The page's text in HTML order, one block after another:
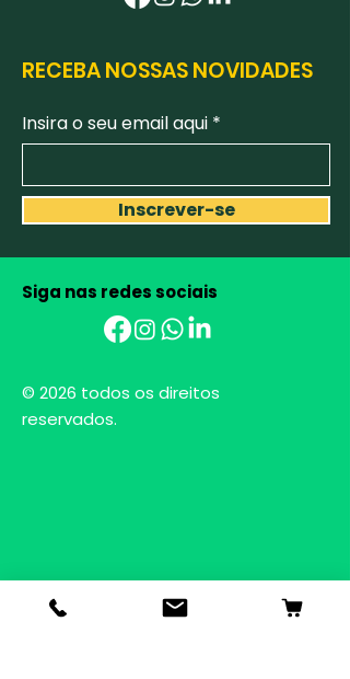
RECEBA NOSSAS NOVIDADES
Insira o seu email aqui
Inscrever-se
AGROBIANCHINI
agronegócio.
Siga nas redes sociais
© 2026 todos os direitos
reservados.